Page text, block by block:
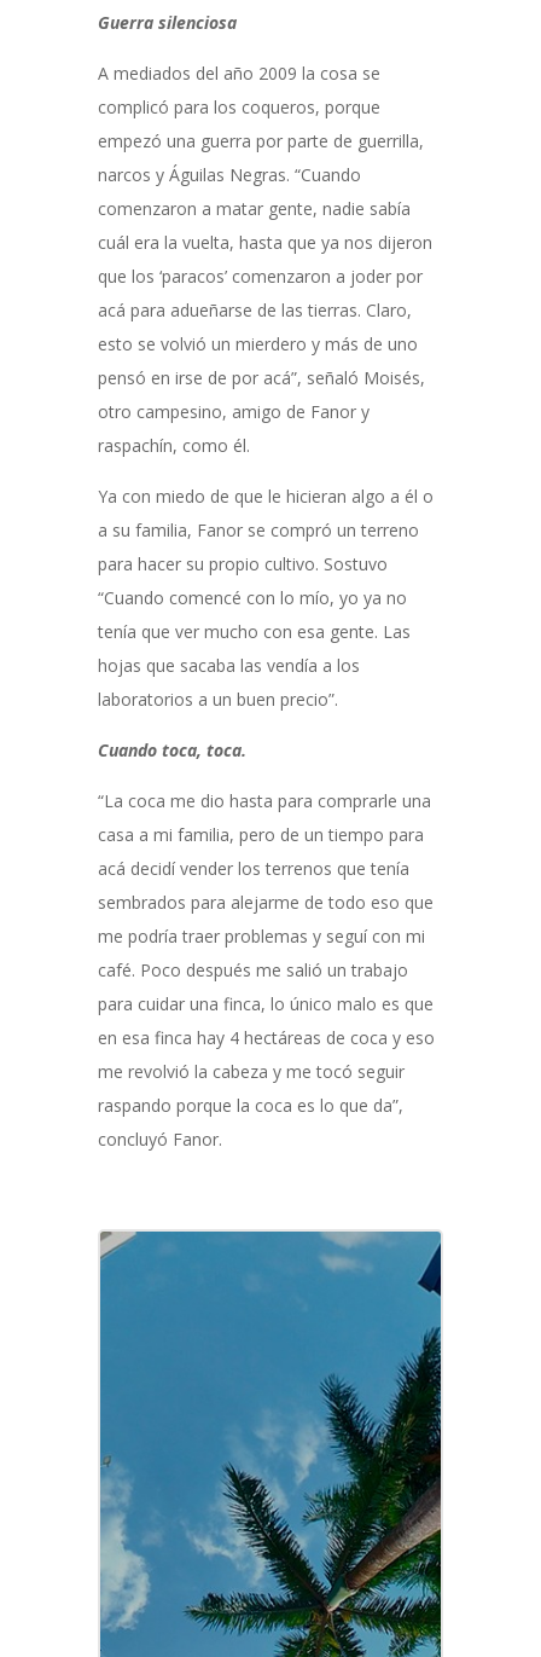
Guerra silenciosa
A mediados del año 2009 la cosa se
complicó para los coqueros, porque
empezó una guerra por parte de guerrilla,
narcos y Águilas Negras. “Cuando
comenzaron a matar gente, nadie sabía
cuál era la vuelta, hasta que ya nos dijeron
que los ‘paracos’ comenzaron a joder por
acá para adueñarse de las tierras. Claro,
esto se volvió un mierdero y más de uno
pensó en irse de por acá”, señaló Moisés,
otro campesino, amigo de Fanor y
raspachín, como él.
Ya con miedo de que le hicieran algo a él o
a su familia, Fanor se compró un terreno
para hacer su propio cultivo. Sostuvo
“Cuando comencé con lo mío, yo ya no
tenía que ver mucho con esa gente. Las
hojas que sacaba las vendía a los
laboratorios a un buen precio”.
Cuando toca, toca.
“La coca me dio hasta para comprarle una
casa a mi familia, pero de un tiempo para
acá decidí vender los terrenos que tenía
sembrados para alejarme de todo eso que
me podría traer problemas y seguí con mi
café. Poco después me salió un trabajo
para cuidar una finca, lo único malo es que
en esa finca hay 4 hectáreas de coca y eso
me revolvió la cabeza y me tocó seguir
raspando porque la coca es lo que da”,
concluyó Fanor.